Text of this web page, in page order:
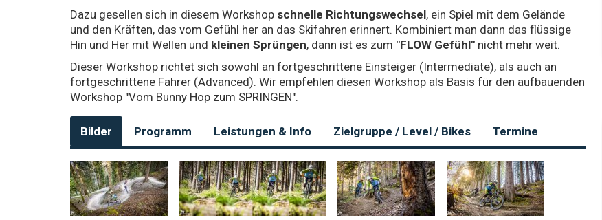
Dazu gesellen sich in diesem Workshop schnelle Richtungswechsel, ein Spiel mit dem Gelände
und den Kräften, das vom Gefühl her an das Skifahren erinnert. Kombiniert man dann das flüssige
Hin und Her mit Wellen und kleinen Sprüngen, dann ist es zum "FLOW Gefühl" nicht mehr weit.
Dieser Workshop richtet sich sowohl an fortgeschrittene Einsteiger (Intermediate), als auch an
fortgeschrittene Fahrer (Advanced). Wir empfehlen diesen Workshop als Basis für den aufbauenden
Workshop "Vom Bunny Hop zum SPRINGEN".
Bilder Programm Leistungen & Info Zielgruppe / Level / Bikes Termine